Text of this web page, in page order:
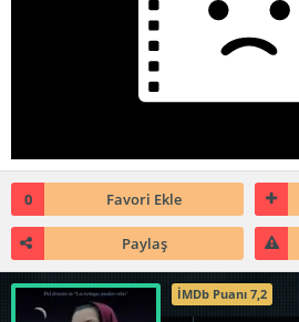
0 Favori Ekle
Paylaş
İMDb Puanı 7,2